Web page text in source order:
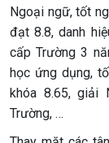
Ngoại ngữ, tốt
đạt 8.8, danh
cấp Trường 3
học ứng dụng,
khóa 8.65, giải
Trường, …